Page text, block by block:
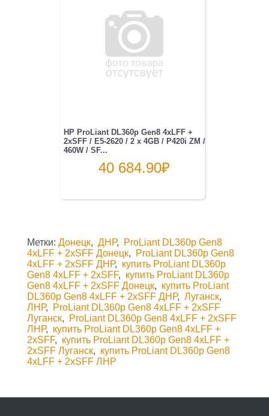
HP ProLiant DL360p Gen8 4xLFF +
2xSFF / E5-2620 / 2 x 4GB / P420i ZM /
460W / SF...
40 684.90₽
Метки: Донецк, ДНР,
ProLiant DL360p Gen8
4xLFF + 2xSFF Донецк,
ProLiant DL360p Gen8
4xLFF + 2xSFF ДНР, купить ProLiant DL360p
Gen8 4xLFF + 2xSFF, купить ProLiant DL360p
Gen8 4xLFF + 2xSFF Донецк, купить ProLiant
DL360p Gen8 4xLFF + 2xSFF ДНР, Луганск,
ЛНР,
ProLiant DL360p Gen8 4xLFF + 2xSFF
Луганск,
ProLiant DL360p Gen8 4xLFF + 2xSFF
ЛНР, купить ProLiant DL360p Gen8 4xLFF +
2xSFF, купить ProLiant DL360p Gen8 4xLFF +
2xSFF Луганск, купить ProLiant DL360p Gen8
4xLFF + 2xSFF ЛНР